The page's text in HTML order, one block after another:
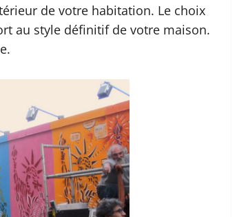
de votre habitation. Le choix
au style définitif de votre maison.